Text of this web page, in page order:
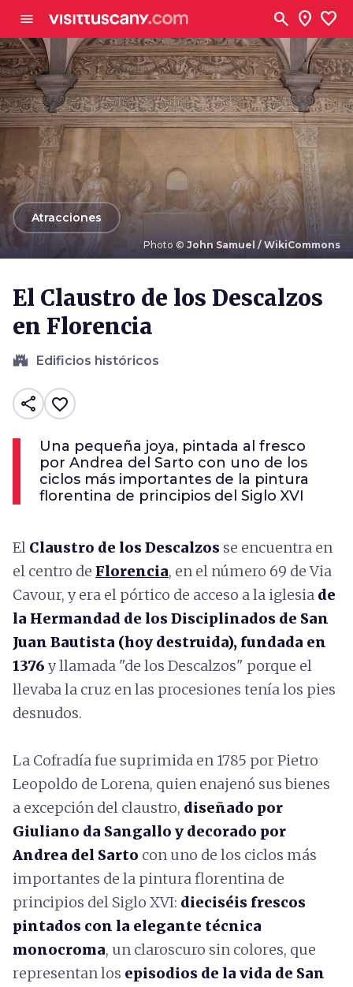
menu search location_on favorite
Photo © John Samuel / WikiCommons
arrow_backAtracciones
El Claustro de los Descalzos
en Florencia
castle Edificios históricos
share favorite_border
Una pequeña joya, pintada al fresco
por Andrea del Sarto con uno de los
ciclos más importantes de la pintura
florentina de principios del Siglo XVI
El Claustro de los Descalzos se encuentra en
el centro de Florencia, en el número 69 de Via
Cavour, y era el pórtico de acceso a la iglesia de
la Hermandad de los Disciplinados de San
Juan Bautista (hoy destruida), fundada en
1376 y llamada "de los Descalzos" porque el
llevaba la cruz en las procesiones tenía los pies
desnudos.
La Cofradía fue suprimida en 1785 por Pietro
Leopoldo de Lorena, quien enajenó sus bienes
a excepción del claustro, diseñado por
Giuliano da Sangallo y decorado por
Andrea del Sarto con uno de los ciclos más
importantes de la pintura florentina de
principios del Siglo XVI: dieciséis frescos
pintados con la elegante técnica
monocroma, un claroscuro sin colores, que
representan los episodios de la vida de San